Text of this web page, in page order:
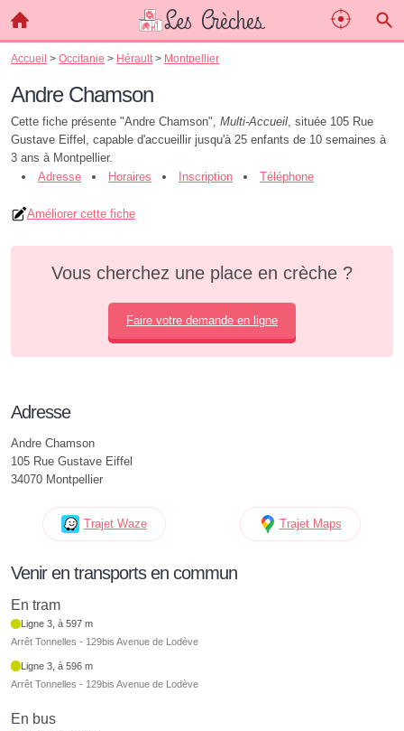
Accueil > Occitanie > Hérault > Montpellier
Andre Chamson
Cette fiche présente "Andre Chamson", Multi-Accueil, située 105 Rue
Gustave Eiffel, capable d'accueillir jusqu'à 25 enfants de 10 semaines à
3 ans à Montpellier.
Adresse
Horaires Inscription Téléphone
Améliorer cette fiche
Vous cherchez une place en crèche ?
Faire votre demande en ligne
Adresse
Andre Chamson
105 Rue Gustave Eiffel
34070 Montpellier
Trajet Waze Trajet Maps
Venir en transports en commun
En tram
Ligne 3, à 597 m
Arrêt Tonnelles - 129bis Avenue de Lodève
Ligne 3, à 596 m
Arrêt Tonnelles - 129bis Avenue de Lodève
En bus